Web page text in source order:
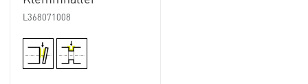
L368071008